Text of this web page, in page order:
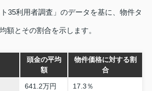
ト35利用者調査」のデータを基に、物件タ
額とその割合を示します。
頭金の平均
額
物件価格に対する割
合
641.2万円 17.3％